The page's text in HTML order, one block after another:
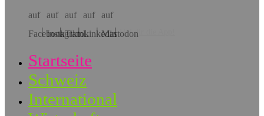
Hol dir die App!
Startseite
Schweiz
International